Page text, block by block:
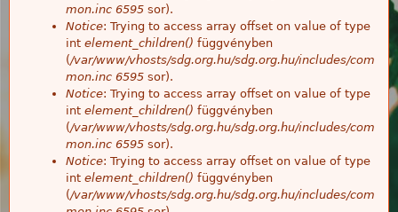
mon.inc 6595 sor).
Notice: Trying to access array offset on value of type
int element_children() függvényben
(/var/www/vhosts/sdg.org.hu/sdg.org.hu/includes/com
mon.inc 6595 sor).
Notice: Trying to access array offset on value of type
int element_children() függvényben
(/var/www/vhosts/sdg.org.hu/sdg.org.hu/includes/com
mon.inc 6595 sor).
Notice: Trying to access array offset on value of type
int element_children() függvényben
(/var/www/vhosts/sdg.org.hu/sdg.org.hu/includes/com